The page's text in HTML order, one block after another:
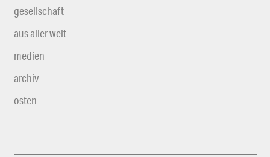
gesellschaft
aus aller welt
medien
archiv
osten